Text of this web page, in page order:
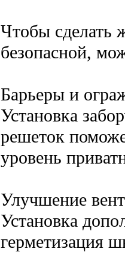
Чтобы сделать
безопасной,
Барьеры и
Установка
решеток
уровень
Улучшение
Установка
герметизация